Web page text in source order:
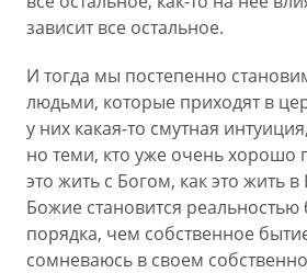
зависит все остальное.
И тогда мы постепенно
людьми, которые приходят в
у них какая-то смутная
но теми, кто уже очень хорошо
это жить с Богом, как это жить
Божие становится реальностью
порядка, чем собственное
сомневаюсь в своем